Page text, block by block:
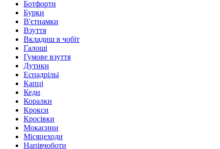
Ботфорти
Бурки
В'єтнамки
Взуття
Вкладиш в чобіт
Галоші
Гумове взуття
Дутики
Еспадрільї
Капці
Кеди
Коралки
Крокси
Кросівки
Мокасини
Місяцеходи
Напівчоботи